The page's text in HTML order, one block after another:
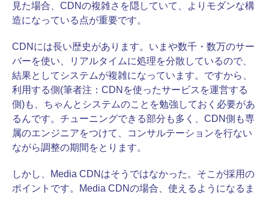
見た場合、CDNの複雑さを隠していて、よりモダンな構
造になっている点が重要です。
CDNには長い歴史があります。いまや数千・数万のサー
バーを使い、リアルタイムに処理を分散しているので、
結果としてシステムが複雑になっています。ですから、
利用する側(筆者注：CDNを使ったサービスを運営する
側)も、ちゃんとシステムのことを勉強しておく必要があ
るんです。チューニングできる部分も多く、CDN側も専
属のエンジニアをつけて、コンサルテーションを行ない
ながら調整の期間をとります。
しかし、Media CDNはそうではなかった。そこが採用の
ポイントです。Media CDNの場合、使えるようになるま